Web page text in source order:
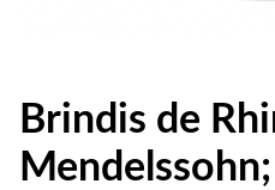
Brindis de